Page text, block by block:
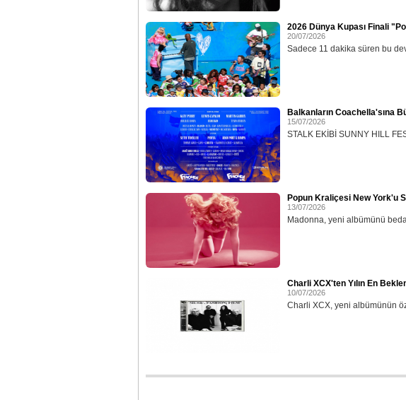
2026 Dünya Kupası Finali
20/07/2026
Sadece 11 dakika süren bu
Balkanların Coachella'sına
15/07/2026
STALK EKİBİ SUNNY HILL
Popun Kraliçesi New York'u
13/07/2026
Madonna, yeni albümünü
Charli XCX'ten Yılın En
10/07/2026
Charli XCX, yeni albümünün